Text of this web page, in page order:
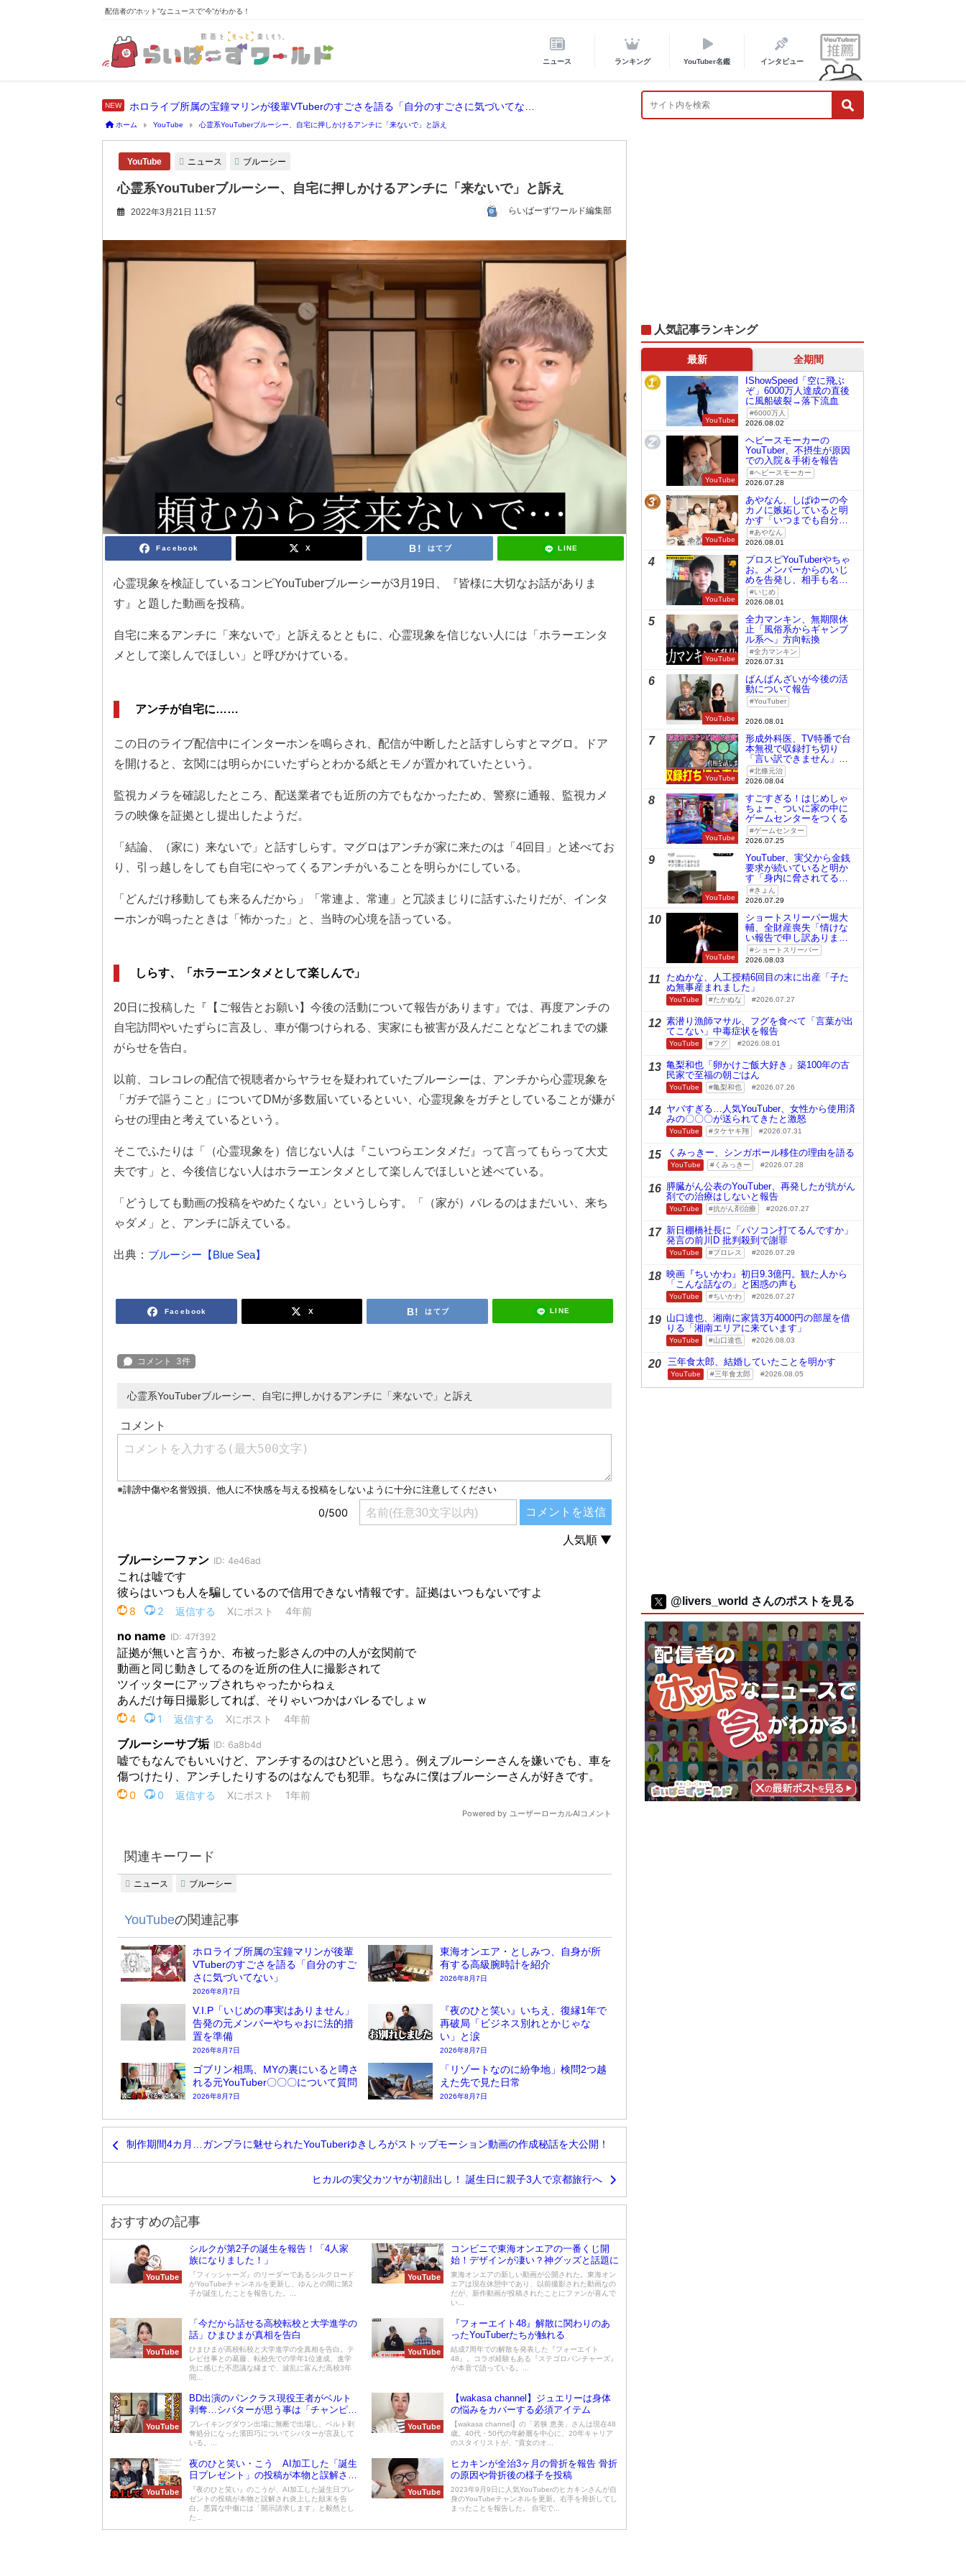
配信者の“ホット”なニュースで“今”がわかる！
ニュース ランキング YouTuber名鑑 インタビュー
ホーム YouTube 心霊系YouTuberブルーシー、自宅に押しかけるアンチに「来ないで」と訴え
YouTube ニュース ブルーシー
心霊系YouTuberブルーシー、自宅に押しかけるアンチに「来ないで」と訴え
2022年3月21日 11:57 らいばーずワールド編集部
Facebook X はてブ LINE
心霊現象を検証しているコンビYouTuberブルーシーが3月19日、『皆様に大切なお話がありま
す』と題した動画を投稿。
自宅に来るアンチに「来ないで」と訴えるとともに、心霊現象を信じない人には「ホラーエンタ
メとして楽しんでほしい」と呼びかけている。
アンチが自宅に……
この日のライブ配信中にインターホンを鳴らされ、配信が中断したと話すしらすとマグロ。ドア
を開けると、玄関には明らかにいたずらとわかる紙とモノが置かれていたという。
監視カメラを確認したところ、配送業者でも近所の方でもなかったため、警察に通報、監視カメ
ラの映像を証拠とし提出したようだ。
「結論、（家に）来ないで」と話すしらす。マグロはアンチが家に来たのは「4回目」と述べてお
り、引っ越しをしても自宅にやってくるアンチがいることを明らかにしている。
「どんだけ移動しても来るんだから」「常連よ、常連」と冗談まじりに話すふたりだが、インタ
ーホンが鳴ったときは「怖かった」と、当時の心境を語っている。
しらす、「ホラーエンタメとして楽しんで」
20日に投稿した『【ご報告とお願い】今後の活動について報告があります』では、再度アンチの
自宅訪問やいたずらに言及し、車が傷つけられる、実家にも被害が及んだことなどこれまでの嫌
がらせを告白。
以前、コレコレの配信で視聴者からヤラセを疑われていたブルーシーは、アンチから心霊現象を
「ガチで謳うこと」についてDMが多数届いているといい、心霊現象をガチとしていることが嫌が
らせの理由と考えているという。
そこでふたりは「（心霊現象を）信じない人は『こいつらエンタメだ』って言ってもらって大丈
夫です」と、今後信じない人はホラーエンタメとして楽しんでほしいと述べている。
「どうしても動画の投稿をやめたくない」というしらす。「（家が）バレるのはまだいい、来ち
ゃダメ」と、アンチに訴えている。
出典： ブルーシー【Blue Sea】
Facebook X はてブ LINE
心霊系YouTuberブルーシー、自宅に押しかけるアンチに「来ないで」と訴え
関連キーワード
ニュース ブルーシー
YouTubeの関連記事
ホロライブ所属の宝鐘マリンが後輩
VTuberのすごさを語る「自分のすご
さに気づいてない」
2026年8月7日
東海オンエア・としみつ、自身が所
有する高級腕時計を紹介
2026年8月7日
V.I.P「いじめの事実はありません」
告発の元メンバーやちゃおに法的措
置を準備
2026年8月7日
『夜のひと笑い』いちえ、復縁1年で
再破局「ビジネス別れとかじゃな
い」と涙
2026年8月7日
ゴブリン相馬、MYの裏にいると噂さ
れる元YouTuber〇〇〇について質問
2026年8月7日
「リゾートなのに紛争地」検問2つ越
えた先で見た日常
2026年8月7日
制作期間4カ月…ガンプラに魅せられたYouTuberゆきしろがストップモーション動画の作成秘話を大公開！
ヒカルの実父カツヤが初顔出し！ 誕生日に親子3人で京都旅行へ
おすすめの記事
YouTube
シルクが第2子の誕生を報告！「4人家
族になりました！」
『フィッシャーズ』のリーダーであるシルクロード
がYouTubeチャンネルを更新し、ゆんとの間に第2
子が誕生したことを報告した。...
YouTube
コンビニで東海オンエアの一番くじ開
始！デザインが凄い？神グッズと話題に
東海オンエアの新しい動画が公開された。東海オン
エアは現在休憩中であり、以前撮影された動画なの
だが、新作動画が投稿されたことにファンが喜んで
い...
YouTube
「今だから話せる高校転校と大学進学の
話」ひまひまが真相を告白
ひまひまが高校転校と大学進学の全真相を告白。テ
レビ仕事との葛藤、転校先での学年1位達成、進学
先に感じた不思議な縁まで、波乱に富んだ高校3年
間...
YouTube
『フォーエイト48』解散に関わりのあ
ったYouTuberたちが触れる
結成7周年での解散を発表した『フォーエイト
48』。コラボ経験もある『ステゴロパンチャーズ』
が本音で語っている。...
YouTube
BD出演のパンクラス現役王者がベルト
剥奪…シバターが思う事は「チャンピオ
ンになっても…」
ブレイキングダウン出場に無断で出場し、ベルト剥
奪処分になった濱田巧についてシバターが言及して
いる。...
YouTube
【wakasa channel】ジュエリーは身体
の悩みをカバーする必須アイテム
【wakasa channel】の「若狭 恵美」さんは現在48
歳。40代・50代の年齢層を中心に、20年キャリア
のスタイリストが、"貴女のオ...
YouTube
夜のひと笑い・こう AI加工した「誕生
日プレゼント」の投稿が本物と誤解され
炎上
『夜のひと笑い』のこうが、AI加工した誕生日プレ
ゼントの投稿が本物と誤解され炎上した顛末を告
白。悪質な中傷には「開示請求します」と毅然とし
た...
YouTube
ヒカキンが全治3ヶ月の骨折を報告 骨折
の原因や骨折後の様子を投稿
2023年9月9日に人気YouTuberのヒカキンさんが自
身のYouTubeチャンネルを更新。右手を骨折してし
まったことを報告した。 自宅で...
人気記事ランキング
最新 全期間
1
YouTube
IShowSpeed「空に飛ぶ
ぞ」6000万人達成の直後
に風船破裂→落下流血
6000万人
2026.08.02
2
YouTube
ヘビースモーカーの
YouTuber、不摂生が原因
での入院＆手術を報告
ヘビースモーカー
2026.07.28
3
YouTube
あやなん、しばゆーの今
カノに嫉妬していると明
かす「いつまでも自分の
ものみたいに…」
あやなん
2026.08.01
4
YouTube
プロスピYouTuberやちゃ
お。メンバーからのいじ
めを告発し、相手も名指
しで批判
いじめ
2026.08.01
5
YouTube
全力マンキン、無期限休
止「風俗系からギャンブ
ル系へ」方向転換
全力マンキン
2026.07.31
6
YouTube
ばんばんざいが今後の活
動について報告
YouTuber
2026.08.01
7
YouTube
形成外科医、TV特番で台
本無視で収録打ち切り
「言い訳できません」と
謝罪北條元治
2026.08.04
8
YouTube
すごすぎる！はじめしゃ
ちょー、ついに家の中に
ゲームセンターをつくる
ゲームセンター
2026.07.25
9
YouTube
YouTuber、実父から金銭
要求が続いていると明か
す「身内に脅されてる
の」きょん
2026.07.29
10
YouTube
ショートスリーパー堀大
輔、全財産喪失「情けな
い報告で申し訳ありませ
ん」ショートスリーパー
2026.08.03
11
たぬかな、人工授精6回目の末に出産「子た
ぬ無事産まれました」
YouTube たかぬな 2026.07.27
12 素潜り漁師マサル、フグを食べて「言葉が出
てこない」中毒症状を報告
YouTube フグ 2026.08.01
13 亀梨和也「卵かけご飯大好き」築100年の古
民家で至福の朝ごはん
YouTube 亀梨和也 2026.07.26
14 ヤバすぎる…人気YouTuber、女性から使用済
みの〇〇〇が送られてきたと激怒
YouTube タケヤキ翔 2026.07.31
15 くみっきー、シンガポール移住の理由を語る
YouTube くみっきー 2026.07.28
16 膵臓がん公表のYouTuber、再発したが抗がん
剤での治療はしないと報告
YouTube 抗がん剤治療 2026.07.27
17 新日棚橋社長に「パソコン打てるんですか」
発言の前川D 批判殺到で謝罪
YouTube プロレス 2026.07.29
18 映画『ちいかわ』初日9.3億円。観た人から
「こんな話なの」と困惑の声も
YouTube ちいかわ 2026.07.27
19 山口達也、湘南に家賃3万4000円の部屋を借
りる「湘南エリアに来ています」
YouTube 山口達也 2026.08.03
20 三年食太郎、結婚していたことを明かす
YouTube 三年食太郎 2026.08.05
@livers_world さんのポストを見る